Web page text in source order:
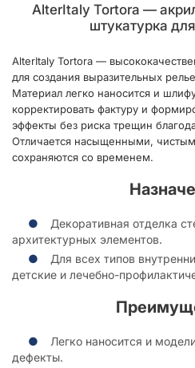
AlterItaly Tortora —
штукатурка
AlterItaly Tortora —
для создания выразительных
Материал легко наносится и
корректировать фактуру и
эффекты без риска трещин
Отличается насыщенными,
сохраняются со временем.
Декоративная отделка
архитектурных элементов.
Для всех типов
детские и лечебно-
Легко наносится и
дефекты.